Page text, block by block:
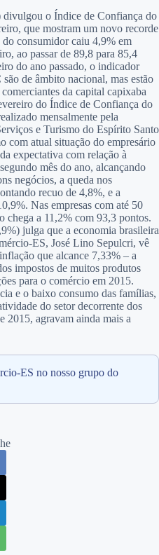
o Índice de Confiança do
que mostram um novo recorde
consumidor caiu 4,9% em
ao passar de 89,8 para 85,4
do ano passado, o indicador
de âmbito nacional, mas estão
da capital capixaba
do Índice de Confiança do
mensalmente pela
e Turismo do Espírito Santo
com atual situação do empresário
expectativa com relação à
mês do ano, alcançando
negócios, a queda nos
recuo de 4,8%, e a
Nas empresas com até 50
chega a 11,2% com 93,3 pontos.
julga que a economia brasileira
ES, José Lino Sepulcri, vê
que alcance 7,33% – a
impostos de muitos produtos
para o comércio em 2015.
e o baixo consumo das famílias,
do setor decorrente dos
2015, agravam ainda mais a
ES no nosso grupo do